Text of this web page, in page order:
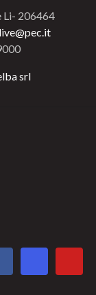
Li- 206464
srl